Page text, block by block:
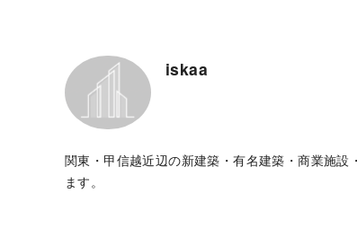
iskaa
関東・甲信越近辺の新建築・有名建築・商業施
ます。